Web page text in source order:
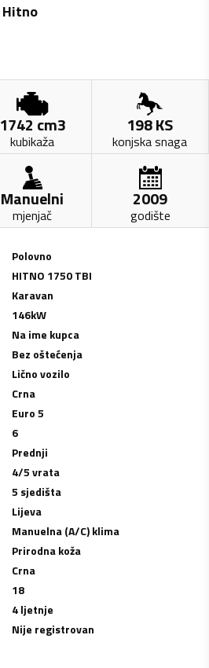
Hitno
1742 cm3
kubikaža
198KS
konjska snaga
Manuelni
mjenjač
2009
godište
Polovno
HITNO 1750 TBI
Karavan
146kW
Na ime kupca
Bez oštećenja
Lično vozilo
Crna
Euro 5
6
Prednji
4/5 vrata
5 sjedišta
Lijeva
Manuelna (A/C) klima
Prirodna koža
Crna
18
4 ljetnje
Nije registrovan